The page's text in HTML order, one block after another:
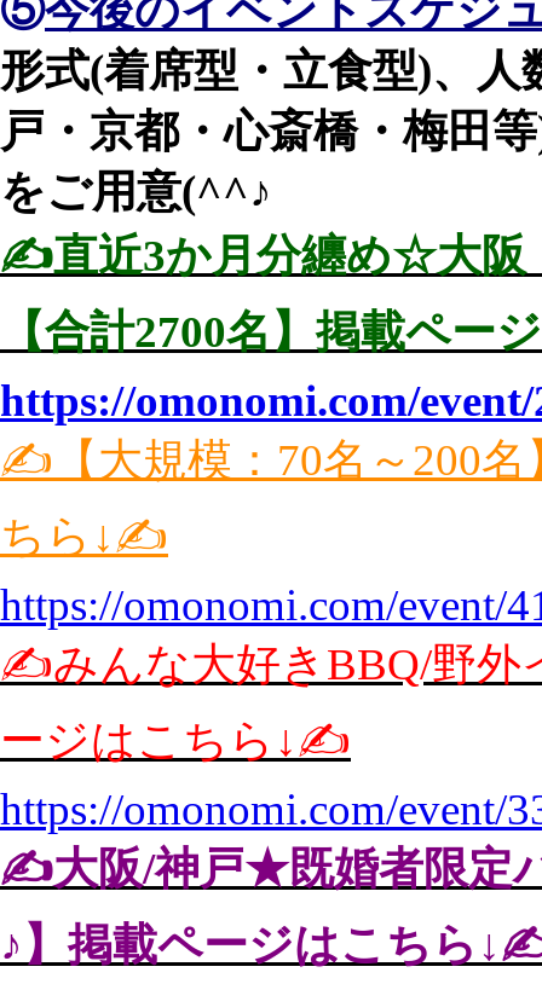
⑤今後のイベントスケジ
形式(着席型・立食型)、
戸・京都・心斎橋・梅田
をご用意(^^♪
✍️直近3か月分纏め☆大阪
【合計2700名】掲載ペ
https://omonomi.com/
✍️【大規模：70名～200名
ちら↓✍️
https://omonomi.com/event/
✍️みんな大好きBBQ/野外
ージはこちら↓✍️
https://omonomi.com/event/
✍️大阪/神戸★既婚者限定
♪】掲載ページはこちら